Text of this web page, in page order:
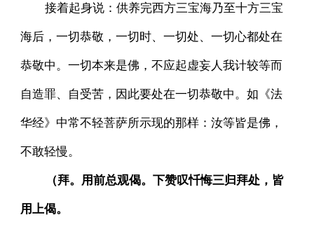
接着起身说：供养完西方三宝海乃至十方三宝
海后，一切恭敬，一切时、一切处、一切心都处在
恭敬中。一切本来是佛，不应起虚妄人我计较等而
自造罪、自受苦，因此要处在一切恭敬中。如《法
华经》中常不轻菩萨所示现的那样：汝等皆是佛，
不敢轻慢。
（拜。用前总观偈。下赞叹忏悔三归拜处，皆
用上偈。